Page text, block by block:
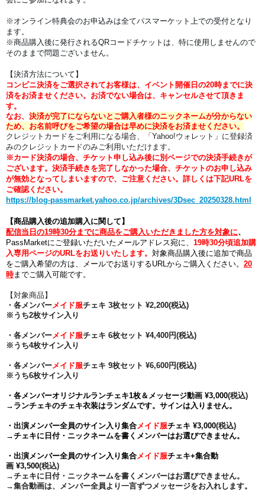
※オンライン特典会のお申込みは全てパスマーケット上での受付となり
ます。
※商品購入後に発行されるQRコードチケットは、特に使用しませんので
そのままで問題ございません。
【決済方法について】
コンビニ決済をご選択されてお客様は、イベント開催日の20時までに決
済をお済ませください。 お済でない場合は、キャンセルさせて頂きま
す。
なお、 決済が完了にならないとご購入者様のニックネームが分からない
ため、お名前呼びをご希望の場合は早めに決済をお済ませください。
クレジットカードをご利用になる場合、「Yahoo!ウォレット」に登録済
みのクレジットカードのみご利用いただけます。
※カード決済の場合、チケット申し込み後に別ページでの決済手続きが
ございます。 決済手続きを完了しなかった場合、チケットのお申し込み
が無効となってしまいますので、ご注意 ください。 詳しくは下記URLを
ご確認ください。
https://blog-passmarket.yahoo.co.jp/archives/3Dsec_20250328.html
【商品購入後の追加購入に関して】
配信当日の19時30分までに商品をご購入いただきました方を対象に、
PassMarketにご登録いただいたメールアドレス宛に、 19時30分頃追加購
入専用ページのURLをお送りいたします。 対象商品購入後に追加で商品
をご購入希望の方は、メールでお送りするURLからご購入ください。 20
時までご購入可能です。
【対象商品】
・各メンバーメイド服チェキ 3枚セット ¥2,200(税込)
※うち2枚サイン入り
・各メンバーメイド服チェキ 6枚セット ¥4,400円(税込)
※うち4枚サイン入り
・各メンバーメイド服チェキ 9枚セット ¥6,600円(税込)
※うち6枚サイン入り
・各メンバーオリジナルランチェキ1枚＆メッセージ動画 ¥3,000(税込)
→ランチェキのチェキ衣装はランダムです。サインは入りません。
・出演メンバー全員のサイン入り集合メイド服チェキ ¥3,000(税込)
→チェキに日付・ニックネームを書くメンバーはお選びできません。
・ 出演メンバー全員のサイン入り集合メイド服チェキ+集合動
画 ¥3,500(税込)
→チェキに日付・ニックネームを書くメンバーはお選びできません。
→集合動画は、メンバー全員より一言ずつメッセージをお入れします。